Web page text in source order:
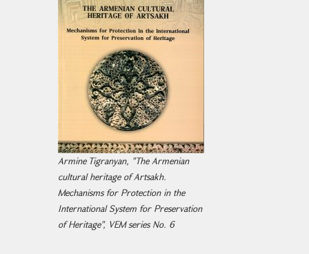
Armine Tigranyan, "The Armenian
cultural heritage of Artsakh.
Mechanisms for Protection in the
International System for Preservation
of Heritage", VEM series No. 6